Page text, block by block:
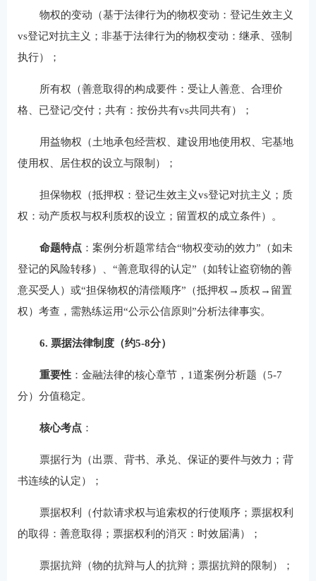
物权的变动（基于法律行为的物权变动：登记生效主义
vs登记对抗主义；非基于法律行为的物权变动：继承、强制
执行）；
所有权（善意取得的构成要件：受让人善意、合理价
格、已登记/交付；共有：按份共有vs共同共有）；
用益物权（土地承包经营权、建设用地使用权、宅基地
使用权、居住权的设立与限制）；
担保物权（抵押权：登记生效主义vs登记对抗主义；质
权：动产质权与权利质权的设立；留置权的成立条件）。
命题特点：案例分析题常结合“物权变动的效力”（如未
登记的风险转移）、“善意取得的认定”（如转让盗窃物的善
意买受人）或“担保物权的清偿顺序”（抵押权→质权→留置
权）考查，需熟练运用“公示公信原则”分析法律事实。
6. 票据法律制度（约5-8分）
重要性：金融法律的核心章节，1道案例分析题（5-7
分）分值稳定。
核心考点：
票据行为（出票、背书、承兑、保证的要件与效力；背
书连续的认定）；
票据权利（付款请求权与追索权的行使顺序；票据权利
的取得：善意取得；票据权利的消灭：时效届满）；
票据抗辩（物的抗辩与人的抗辩；票据抗辩的限制）；